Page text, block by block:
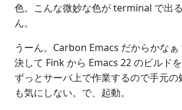
色。こんな微妙な色が terminal で出
ん。
うーん。Carbon Emacs だからかな
決して Fink から Emacs 22 のビルド
ずっとサーバ上で作業するので手元の
も気にしない。で、起動。